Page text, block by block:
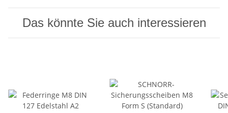
Das könnte Sie auch interessieren